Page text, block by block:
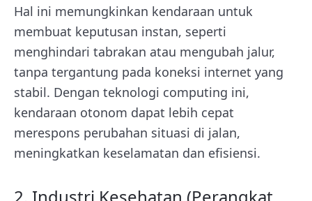
Hal ini memungkinkan kendaraan untuk
membuat keputusan instan, seperti
menghindari tabrakan atau mengubah jalur,
tanpa tergantung pada koneksi internet yang
stabil. Dengan teknologi computing ini,
kendaraan otonom dapat lebih cepat
merespons perubahan situasi di jalan,
meningkatkan keselamatan dan efisiensi.
2. Industri Kesehatan (Perangkat